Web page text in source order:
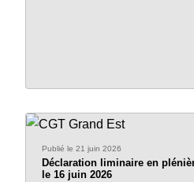
Publié le 21 juin 2026
Déclaration liminaire en
le 16 juin 2026